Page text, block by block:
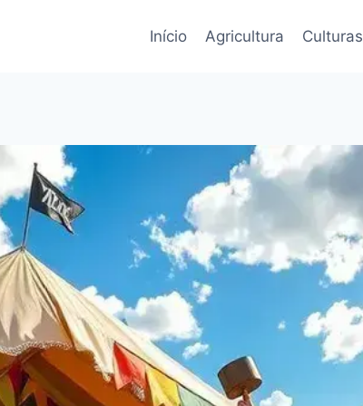
Início Agricultura Culturas